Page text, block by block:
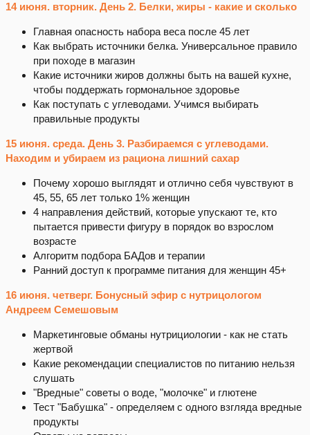
14 июня. вторник. День 2. Белки, жиры - какие и сколько
Главная опасность набора веса после 45 лет
Как выбрать источники белка. Универсальное правило
при походе в магазин
Какие источники жиров должны быть на вашей кухне,
чтобы поддержать гормональное здоровье
Как поступать с углеводами. Учимся выбирать
правильные продукты
15 июня. среда. День 3. Разбираемся с углеводами.
Находим и убираем из рациона лишний сахар
Почему хорошо выглядят и отлично себя чувствуют в
45, 55, 65 лет только 1% женщин
4 направления действий, которые упускают те, кто
пытается привести фигуру в порядок во взрослом
возрасте
Алгоритм подбора БАДов и терапии
Ранний доступ к программе питания для женщин 45+
16 июня. четверг. Бонусный эфир с нутрицологом
Андреем Семешовым
Маркетинговые обманы нутрициологии - как не стать
жертвой
Какие рекомендации специалистов по питанию нельзя
слушать
"Вредные" советы о воде, "молочке" и глютене
Тест "Бабушка" - определяем с одного взгляда вредные
продукты